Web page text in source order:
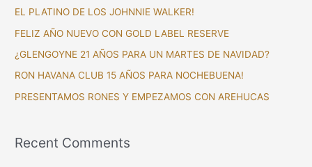
o
r
:
EL PLATINO DE LOS JOHNNIE WALKER!
FELIZ AÑO NUEVO CON GOLD LABEL RESERVE
¿GLENGOYNE 21 AÑOS PARA UN MARTES DE NAVIDAD?
RON HAVANA CLUB 15 AÑOS PARA NOCHEBUENA!
PRESENTAMOS RONES Y EMPEZAMOS CON AREHUCAS
Recent Comments